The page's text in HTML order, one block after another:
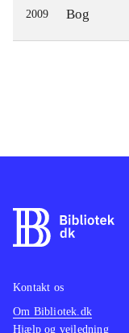
2009 Bog
Kontakt os
Om Bibliotek.dk
Hjælp og vejledning